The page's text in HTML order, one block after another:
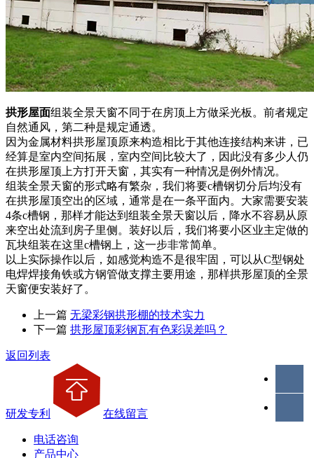
拱形屋面组装全景天窗不同于在房顶上方做采光板。前者规定
自然通风，第二种是规定通透。
因为金属材料拱形屋顶原来构造相比于其他连接结构来讲，已
经算是室内空间拓展，室内空间比较大了，因此没有多少人仍
在拱形屋顶上方打开天窗，其实有一种情况是例外情况。
组装全景天窗的形式略有繁杂，我们将要c槽钢切分后均没有
在拱形屋顶空出的区域，通常是在一条平面内。大家需要安装
4条c槽钢，那样才能达到组装全景天窗以后，降水不容易从原
来空出处流到房子里侧。装好以后，我们将要小区业主定做的
瓦块组装在这里c槽钢上，这一步非常简单。
以上实际操作以后，如感觉构造不是很牢固，可以从C型钢处
电焊焊接角铁或方钢管做支撑主要用途，那样拱形屋顶的全景
天窗便安装好了。
上一篇 无梁彩钢拱形棚的技术实力
下一篇 拱形屋顶彩钢瓦有色彩误差吗？
返回列表
研发专利 在线留言
电话咨询
产品中心